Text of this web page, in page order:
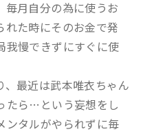
毎月自分の為に使うお
れた時にそのお金で発
我慢できずにすぐに使
、最近は武本唯衣ちゃん
たら…という妄想をし
ンタルがやられずに毎